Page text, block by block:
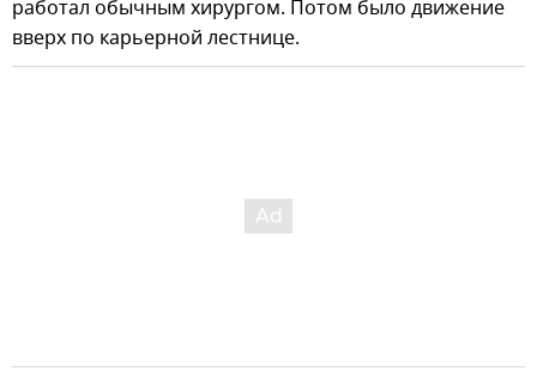
работал обычным хирургом. Потом было движение
вверх по карьерной лестнице.